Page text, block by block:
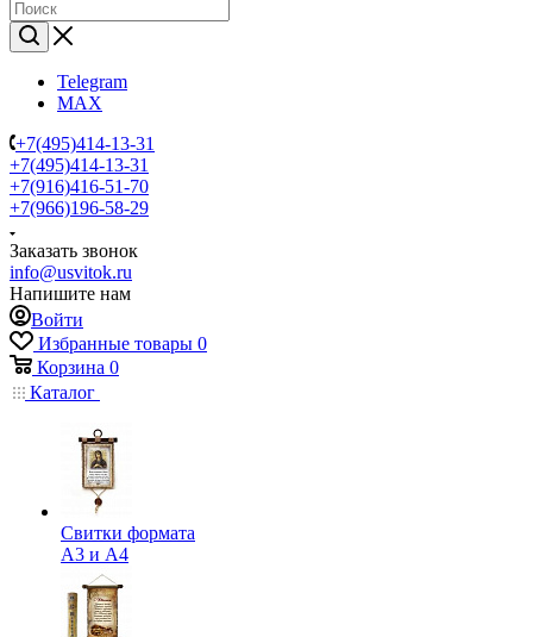
Telegram
MAX
+7(495)414-13-31
+7(495)414-13-31
+7(916)416-51-70
+7(966)196-58-29
Заказать звонок
info@usvitok.ru
Напишите нам
Войти
Избранные товары 0
Корзина 0
Каталог
Свитки формата
А3 и А4